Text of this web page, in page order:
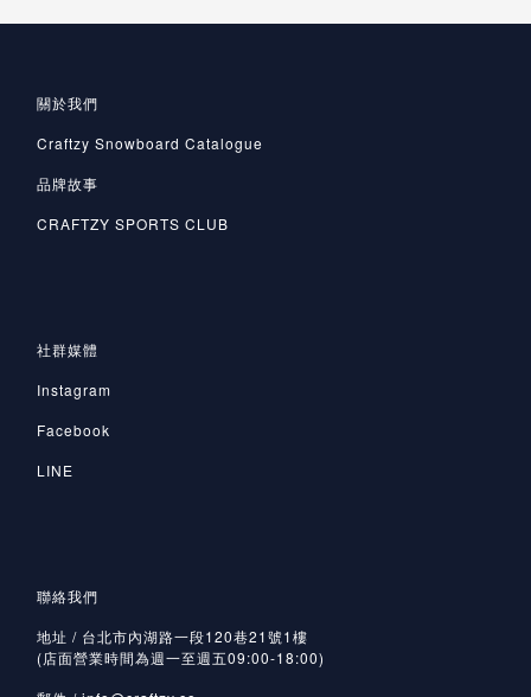
關於我們
Craftzy Snowboard Catalogue
品牌故事
CRAFTZY SPORTS CLUB
社群媒體
Instagram
Facebook
LINE
聯絡我們
地址 / 台北市內湖路一段120巷21號1樓
(店面營業時間為週一至週五09:00-18:00)